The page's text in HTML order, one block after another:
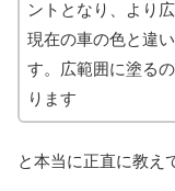
ントとなり、より
現在の車の色と違
す。広範囲に塗る
ります
と本当に正直に教え